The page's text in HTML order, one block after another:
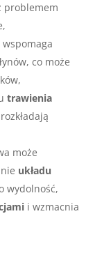
problemem
co może
trawienia
może
układu
wydolność,
i wzmacnia